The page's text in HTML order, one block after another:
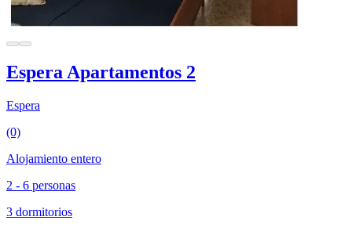
Espera Apartamentos 2
Espera
(0)
Alojamiento entero
2 - 6 personas
3 dormitorios